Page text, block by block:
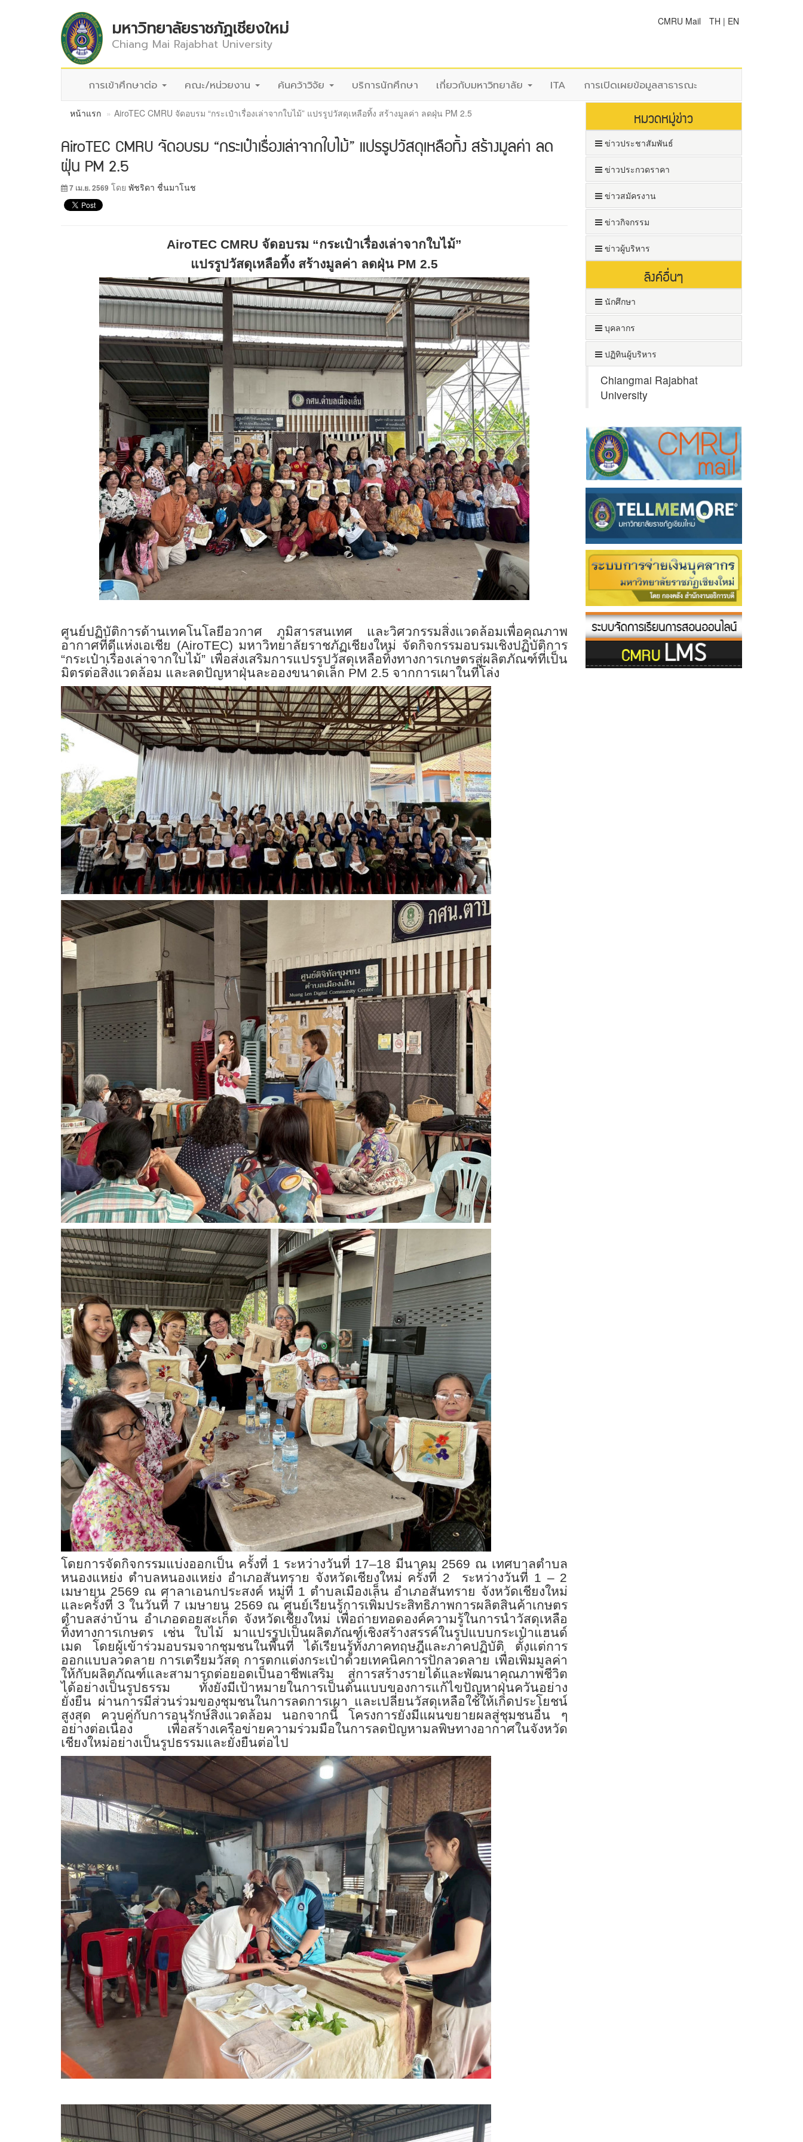
มหาวิทยาลัยราชภัฏเชียงใหม่
Chiang Mai Rajabhat University
CMRU Mail TH | EN
การเข้าศึกษาต่อ คณะ/หน่วยงาน ค้นคว้าวิจัย บริการนักศึกษา เกี่ยวกับมหาวิทยาลัย ITA การเปิดเผยข้อมูลสาธารณะ
หน้าแรก AiroTEC CMRU จัดอบรม “กระเป๋าเรื่องเล่าจากใบไม้” แปรรูปวัสดุเหลือทิ้ง สร้างมูลค่า ลดฝุ่น PM 2.5
AiroTEC CMRU จัดอบรม “กระเป๋าเรื่องเล่าจากใบไม้” แปรรูปวัสดุเหลือทิ้ง สร้างมูลค่า ลด
ฝุ่น PM 2.5
7 เม.ย. 2569 โดย พัชริดา ชื่นมาโนช
AiroTEC CMRU จัดอบรม “กระเป๋าเรื่องเล่าจากใบไม้”
แปรรูปวัสดุเหลือทิ้ง สร้างมูลค่า ลดฝุ่น PM 2.5
ศูนย์ปฏิบัติการด้านเทคโนโลยีอวกาศ ภูมิสารสนเทศ และวิศวกรรมสิ่งแวดล้อมเพื่อคุณภาพ
อากาศที่ดีแห่งเอเชีย (AiroTEC) มหาวิทยาลัยราชภัฏเชียงใหม่ จัดกิจกรรมอบรมเชิงปฏิบัติการ
“กระเป๋าเรื่องเล่าจากใบไม้” เพื่อส่งเสริมการแปรรูปวัสดุเหลือทิ้งทางการเกษตรสู่ผลิตภัณฑ์ที่เป็น
มิตรต่อสิ่งแวดล้อม และลดปัญหาฝุ่นละอองขนาดเล็ก PM 2.5 จากการเผาในที่โล่ง
โดยการจัดกิจกรรมแบ่งออกเป็น ครั้งที่ 1 ระหว่างวันที่ 17–18 มีนาคม 2569 ณ เทศบาลตำบล
หนองแหย่ง ตำบลหนองแหย่ง อำเภอสันทราย จังหวัดเชียงใหม่ ครั้งที่ 2 ระหว่างวันที่ 1 – 2
เมษายน 2569 ณ ศาลาเอนกประสงค์ หมู่ที่ 1 ตำบลเมืองเล็น อำเภอสันทราย จังหวัดเชียงใหม่
และครั้งที่ 3 ในวันที่ 7 เมษายน 2569 ณ ศูนย์เรียนรู้การเพิ่มประสิทธิภาพการผลิตสินค้าเกษตร
ตำบลสง่าบ้าน อำเภอดอยสะเก็ด จังหวัดเชียงใหม่ เพื่อถ่ายทอดองค์ความรู้ในการนำวัสดุเหลือ
ทิ้งทางการเกษตร เช่น ใบไม้ มาแปรรูปเป็นผลิตภัณฑ์เชิงสร้างสรรค์ในรูปแบบกระเป๋าแฮนด์
เมด โดยผู้เข้าร่วมอบรมจากชุมชนในพื้นที่ ได้เรียนรู้ทั้งภาคทฤษฎีและภาคปฏิบัติ ตั้งแต่การ
ออกแบบลวดลาย การเตรียมวัสดุ การตกแต่งกระเป๋าด้วยเทคนิคการปักลวดลาย เพื่อเพิ่มมูลค่า
ให้กับผลิตภัณฑ์และสามารถต่อยอดเป็นอาชีพเสริม สู่การสร้างรายได้และพัฒนาคุณภาพชีวิต
ได้อย่างเป็นรูปธรรม ทั้งยังมีเป้าหมายในการเป็นต้นแบบของการแก้ไขปัญหาฝุ่นควันอย่าง
ยั่งยืน ผ่านการมีส่วนร่วมของชุมชนในการลดการเผา และเปลี่ยนวัสดุเหลือใช้ให้เกิดประโยชน์
สูงสุด ควบคู่กับการอนุรักษ์สิ่งแวดล้อม นอกจากนี้ โครงการยังมีแผนขยายผลสู่ชุมชนอื่น ๆ
อย่างต่อเนื่อง เพื่อสร้างเครือข่ายความร่วมมือในการลดปัญหามลพิษทางอากาศในจังหวัด
เชียงใหม่อย่างเป็นรูปธรรมและยั่งยืนต่อไป
หมวดหมู่ข่าว
ข่าวประชาสัมพันธ์
ข่าวประกวดราคา
ข่าวสมัครงาน
ข่าวกิจกรรม
ข่าวผู้บริหาร
ลิงค์อื่นๆ
นักศึกษา
บุคลากร
ปฏิทินผู้บริหาร
Chiangmai Rajabhat
University